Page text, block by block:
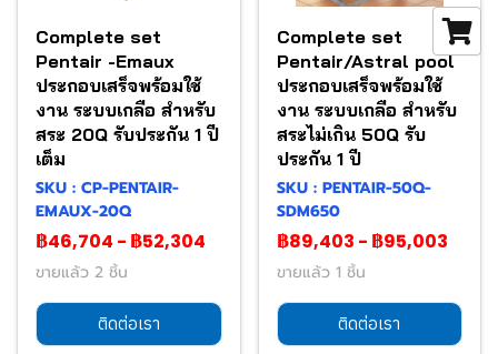
Complete set
Pentair -Emaux
ประกอบเสร็จพร้อมใช้
งาน ระบบเกลือ สำหรับ
สระ 20Q รับประกัน 1 ปี
เต็ม
SKU : CP-PENTAIR-
EMAUX-20Q
฿46,704 - ฿52,304
ขายแล้ว 2 ชิ้น
ติดต่อเรา
Complete set
Pentair/Astral pool
ประกอบเสร็จพร้อมใช้
งาน ระบบเกลือ สำหรับ
สระไม่เกิน 50Q รับ
ประกัน 1 ปี
SKU : PENTAIR-50Q-
SDM650
฿89,403 - ฿95,003
ขายแล้ว 1 ชิ้น
ติดต่อเรา